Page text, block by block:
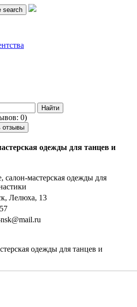
search
0)
отзывы
одежды для танцев и
салон-мастерская одежды для
Лелюха, 13
одежды для танцев и